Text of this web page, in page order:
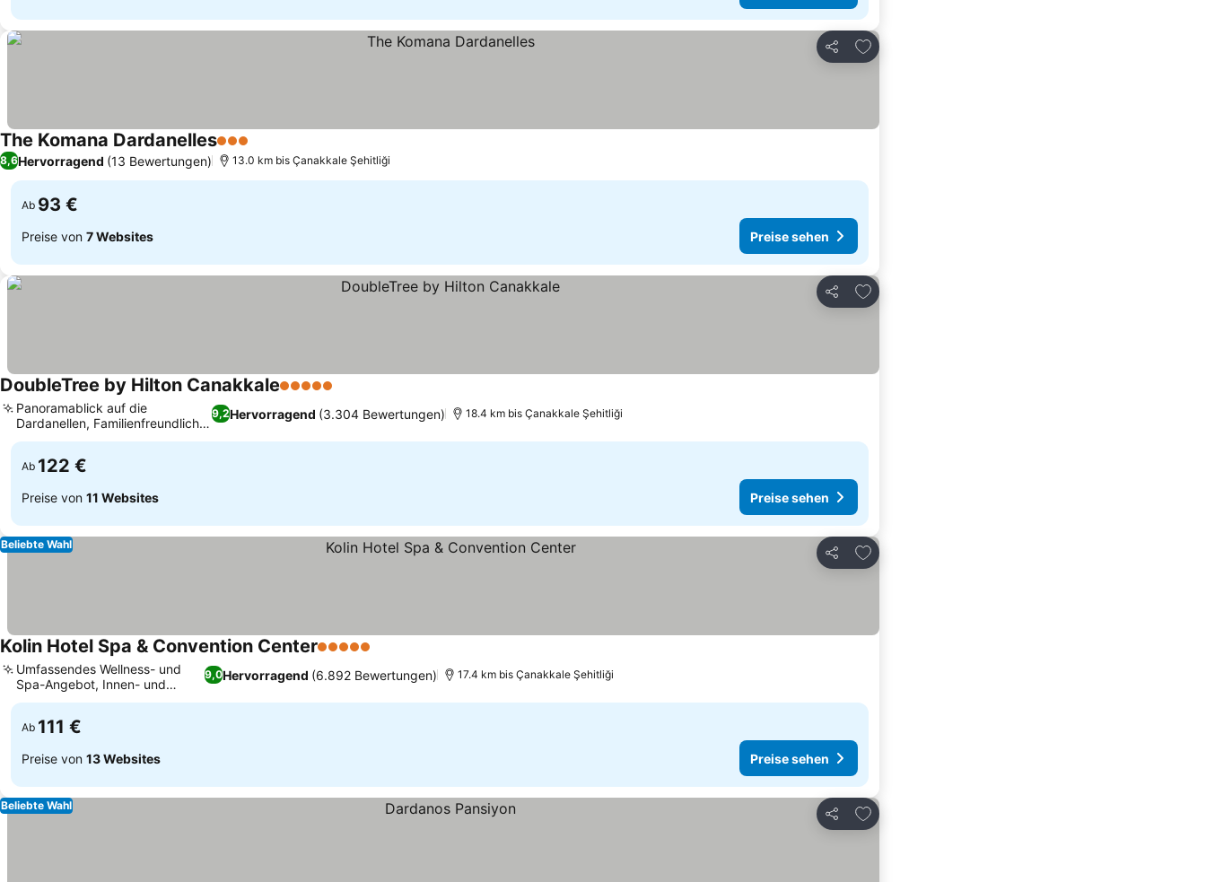
Teilen
Zu Favoriten hinzufügen
The Komana Dardanelles3 Sterne
8,6Hervorragend (13 Bewertungen) 13.0 km bis Çanakkale Şehitliği
Ab 93 €
Preise von 7 Websites Preise sehen
Teilen
Zu Favoriten hinzufügen
DoubleTree by Hilton Canakkale5 Sterne
9,2Hervorragend (3.304 Bewertungen)
Panoramablick auf die
Dardanellen, Familienfreundliche
Lage am Meer
18.4 km bis Çanakkale Şehitliği
Ab 122 €
Preise von 11 Websites Preise sehen
Teilen
Zu Favoriten hinzufügen
Beliebte Wahl
Kolin Hotel Spa & Convention Center5 Sterne
9,0Hervorragend (6.892 Bewertungen)
Umfassendes Wellness- und
Spa-Angebot, Innen- und
Außenpools
17.4 km bis Çanakkale Şehitliği
Ab 111 €
Preise von 13 Websites Preise sehen
Teilen
Zu Favoriten hinzufügen
Beliebte Wahl